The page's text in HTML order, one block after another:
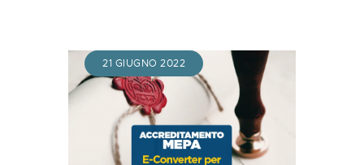
PREVENTIVO
CONTATTI
€ 0,00
21 GIUGNO 2022